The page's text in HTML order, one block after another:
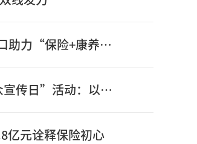
信泰保险新版官网正式上线：以数字化新窗口助力“保险+康养”高质量发展
信泰保险全面启动2026年“7.8全国保险公众宣传日”活动：以奋进姿态书写“十五五”开局之年保险答卷
亿元诠释保险初心